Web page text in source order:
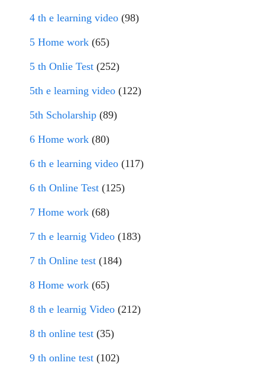
4 th e learning video (98)
5 Home work (65)
5 th Onlie Test (252)
5th e learning video (122)
5th Scholarship (89)
6 Home work (80)
6 th e learning video (117)
6 th Online Test (125)
7 Home work (68)
7 th e learnig Video (183)
7 th Online test (184)
8 Home work (65)
8 th e learnig Video (212)
8 th online test (35)
9 th online test (102)